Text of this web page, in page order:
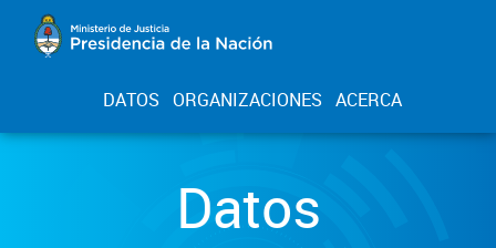
DATOS ORGANIZACIONES ACERCA
Datos